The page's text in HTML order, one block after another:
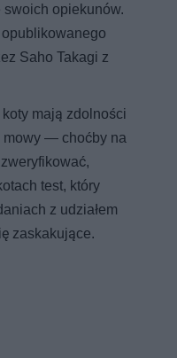
swoich opiekunów.
Saho Takagi z
mają zdolności
mowy — choćby na
test, który
z udziałem
zaskakujące.